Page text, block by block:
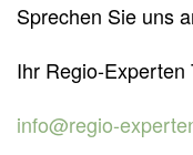
Sprechen Sie uns
Ihr Regio-Experten
info@regio-